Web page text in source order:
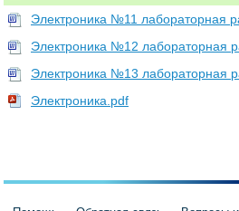
Электроника №11 лабораторная
Электроника №12 лабораторная
Электроника №13 лабораторная
Электроника.pdf